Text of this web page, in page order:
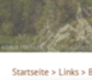
Klaus Hansen, ©
Startseite > Links >